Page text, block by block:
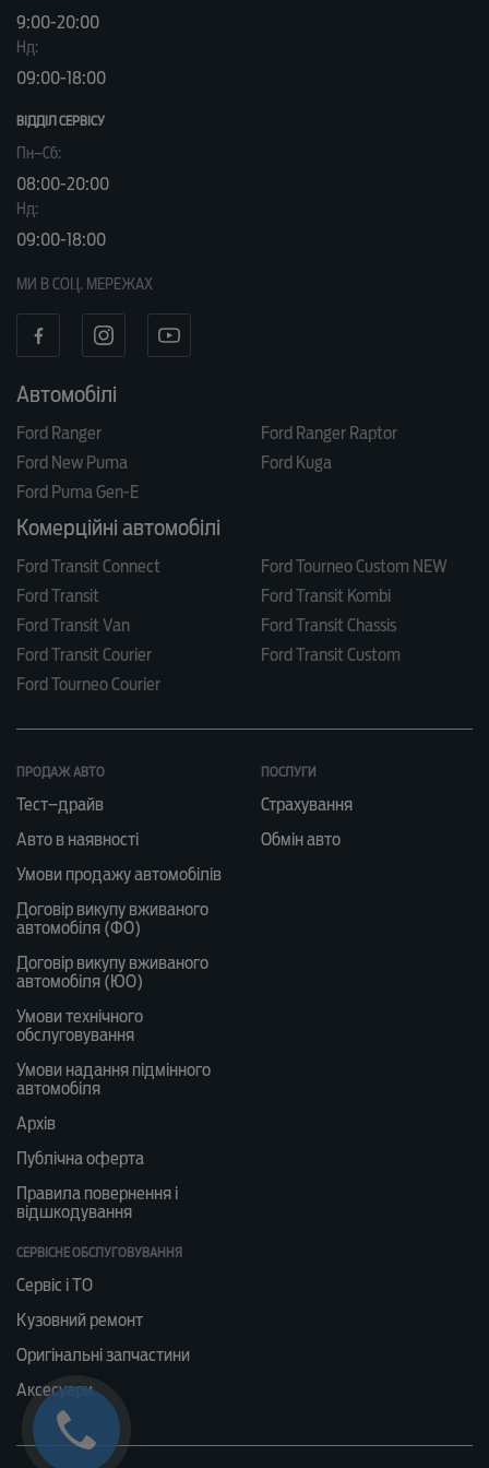
9:00-20:00
Нд:
09:00-18:00
ВІДДІЛ CЕРВІСУ
Пн–Сб:
08:00-20:00
Нд:
09:00-18:00
МИ В СОЦ. МЕРЕЖАХ
Автомобілі
Ford Ranger
Ford Ranger Raptor
Ford New Puma
Ford Kuga
Ford Puma Gen-E
Комерційні автомобілі
Ford Transit Connect
Ford Tourneo Custom NEW
Ford Transit
Ford Transit Kombi
Ford Transit Van
Ford Transit Chassis
Ford Transit Courier
Ford Transit Custom
Ford Tourneo Courier
ПРОДАЖ АВТО
Тест–драйв
Авто в наявності
Умови продажу автомобілів
Договір викупу вживаного
автомобіля (ФО)
Договір викупу вживаного
автомобіля (ЮО)
Умови технічного
обслуговування
Умови надання підмінного
автомобіля
Архів
Публічна оферта
Правила повернення і
відшкодування
ПОСЛУГИ
Страхування
Обмін авто
СЕРВІСНЕ ОБСЛУГОВУВАННЯ
Сервіс і ТО
Кузовний ремонт
Оригінальні запчастини
Аксесуари